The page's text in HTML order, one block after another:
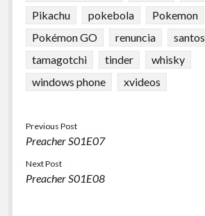
Pikachu
pokebola
Pokemon
Pokémon GO
renuncia
santos
tamagotchi
tinder
whisky
windows phone
xvideos
Previous Post
Preacher S01E07
Next Post
Preacher S01E08